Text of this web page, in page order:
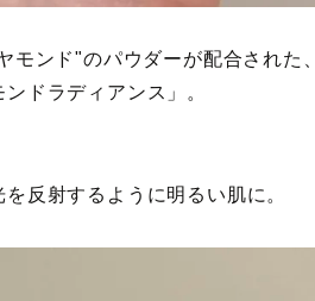
ンド"のパウダーが配合された、
ドラディアンス」。
反射するように明るい肌に。